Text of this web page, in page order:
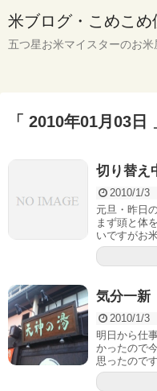
米ブログ・こめこめ
五つ星お米マイスターのお
「 2010年01月03日
切り替え
2010/1/3
元旦・昨日
まず頭と体
いですがお
気分一新
2010/1/3
明日から仕
かったので
思ったので